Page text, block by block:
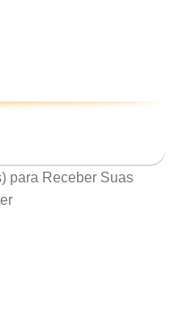
para Receber Suas